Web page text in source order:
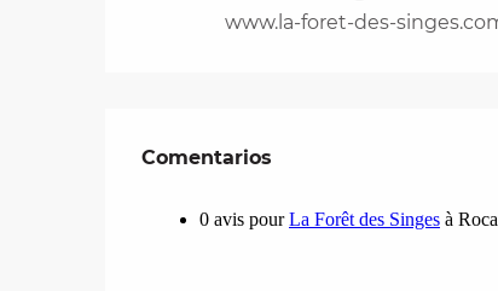
www.la-foret-des-
Comentarios
Comentarios